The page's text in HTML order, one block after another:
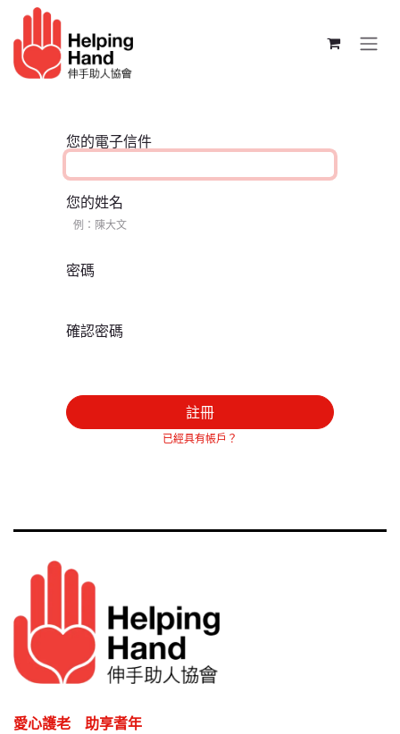
跳至內容
您的電子信件
您的姓名
密碼
確認密碼
註冊
已經具有帳戶？
愛心護老 助享耆年